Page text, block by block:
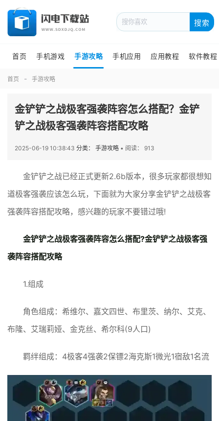
搜索
首页 手机游戏 手游攻略 手机应用 应用教程 软件教程
首页 手游攻略
金铲铲之战极客强袭阵容怎么搭配？金铲
铲之战极客强袭阵容搭配攻略
2025-06-19 10:38:43 分类： 手游攻略 • 阅读： 913
金铲铲之战已经正式更新2.6b版本，很多玩家都很想知
道极客强袭应该怎么玩，下面就为大家分享金铲铲之战极客
强袭阵容搭配攻略，感兴趣的玩家不要错过哦!
金铲铲之战极客强袭阵容怎么搭配?金铲铲之战极客强
袭阵容搭配攻略
1.组成
角色组成：希维尔、嘉文四世、布里茨、纳尔、艾克、
布隆、艾瑞莉娅、金克丝、希尔科(9人口)
羁绊组成：4极客4强袭2保镖2海克斯1微光1宿敌1名流